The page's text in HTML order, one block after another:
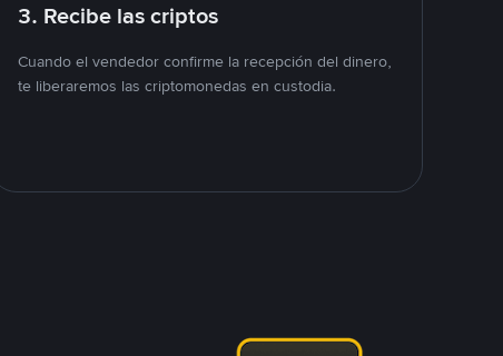
3. Recibe las criptos
Cuando el vendedor confirme la recepción del dinero,
te liberaremos las criptomonedas en custodia.